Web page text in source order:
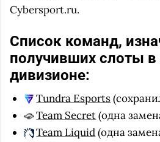
Cybersport.ru.
Список команд,
получивших слоты
дивизионе:
Tundra Esports
Team Secret(одна
Team Liquid(одна